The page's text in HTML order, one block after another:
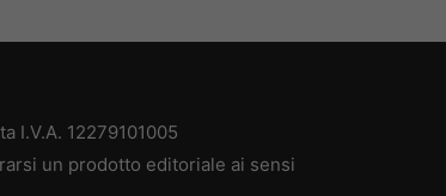
I.V.A. 12279101005
un prodotto editoriale ai sensi